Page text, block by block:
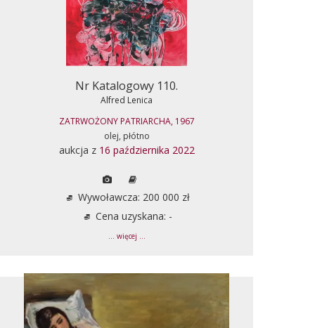
Nr Katalogowy 110.
Alfred Lenica
ZATRWOŻONY PATRIARCHA, 1967
olej, płótno
aukcja z 16 października 2022
Wywoławcza: 200 000 zł
Cena uzyskana: -
... więcej ...